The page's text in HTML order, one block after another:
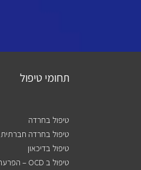
תחומי טיפול
טיפול בחרדה
טיפול בחרדה חברתית
טיפול בדיכאון
טיפול ב OCD – הפרעת כפייתיות